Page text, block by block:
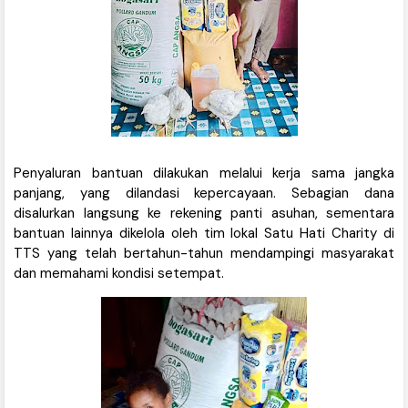
Penyaluran bantuan dilakukan melalui kerja sama jangka
panjang, yang dilandasi kepercayaan. Sebagian dana
disalurkan langsung ke rekening panti asuhan, sementara
bantuan lainnya dikelola oleh tim lokal Satu Hati Charity di
TTS yang telah bertahun-tahun mendampingi masyarakat
dan memahami kondisi setempat.